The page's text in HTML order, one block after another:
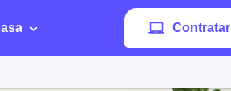
Contratar